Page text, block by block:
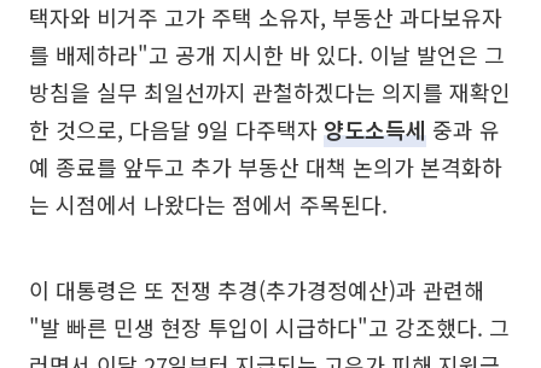
택자와 비거주 고가 주택 소유자, 부동산 과다보유자
를 배제하라"고 공개 지시한 바 있다. 이날 발언은 그
방침을 실무 최일선까지 관철하겠다는 의지를 재확인
한 것으로, 다음달 9일 다주택자양도소득세 중과 유
예 종료를 앞두고 추가 부동산 대책 논의가 본격화하
는 시점에서 나왔다는 점에서 주목된다.
이 대통령은 또 전쟁 추경(추가경정예산)과 관련해
"발 빠른 민생 현장 투입이 시급하다"고 강조했다. 그